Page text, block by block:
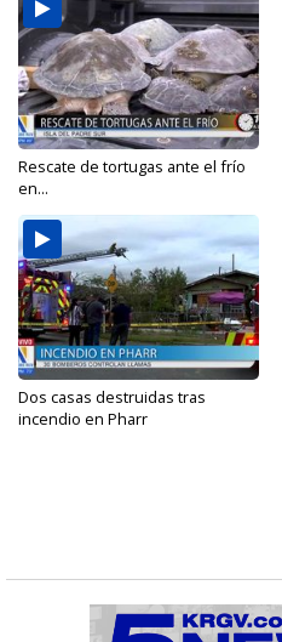
Rescate de tortugas ante el frío
en...
Dos casas destruidas tras
incendio en Pharr